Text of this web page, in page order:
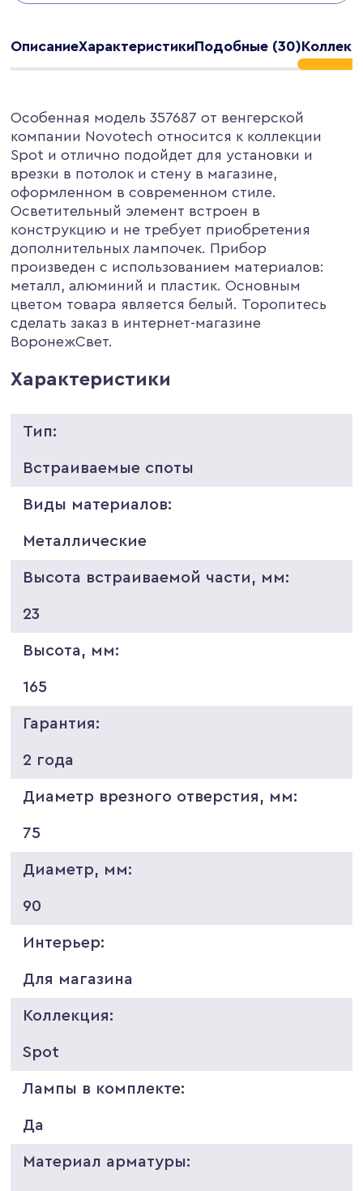
ОписаниеХарактеристикиПодобные (30)
Особенная модель 357687 от венгерской
компании Novotech относится к коллекции
Spot и отлично подойдет для установки и
врезки в потолок и стену в магазине,
оформленном в современном стиле.
Осветительный элемент встроен в
конструкцию и не требует приобретения
дополнительных лампочек. Прибор
произведен с использованием материалов:
металл, алюминий и пластик. Основным
цветом товара является белый. Торопитесь
сделать заказ в интернет-магазине
ВоронежСвет.
Характеристики
Тип:
Встраиваемые споты
Виды материалов:
Металлические
Высота встраиваемой части, мм:
23
Высота, мм:
165
Гарантия:
2 года
Диаметр врезного отверстия, мм:
75
Диаметр, мм:
90
Интерьер:
Для магазина
Коллекция:
Spot
Лампы в комплекте:
Да
Материал арматуры: